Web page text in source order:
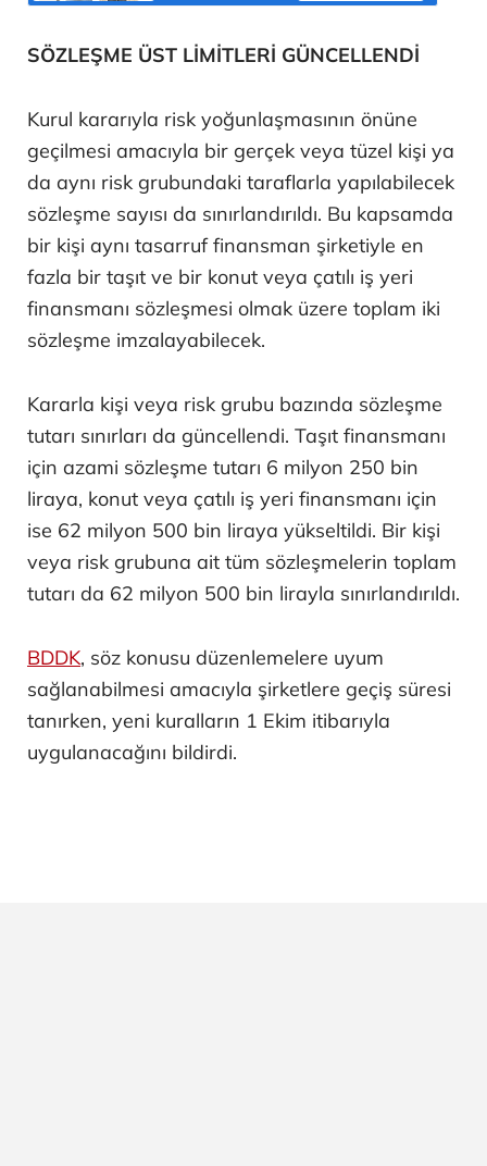
SÖZLEŞME ÜST LİMİTLERİ GÜNCELLENDİ
Kurul kararıyla risk yoğunlaşmasının önüne
geçilmesi amacıyla bir gerçek veya tüzel kişi ya
da aynı risk grubundaki taraflarla yapılabilecek
sözleşme sayısı da sınırlandırıldı. Bu kapsamda
bir kişi aynı tasarruf finansman şirketiyle en
fazla bir taşıt ve bir konut veya çatılı iş yeri
finansmanı sözleşmesi olmak üzere toplam iki
sözleşme imzalayabilecek.
Kararla kişi veya risk grubu bazında sözleşme
tutarı sınırları da güncellendi. Taşıt finansmanı
için azami sözleşme tutarı 6 milyon 250 bin
liraya, konut veya çatılı iş yeri finansmanı için
ise 62 milyon 500 bin liraya yükseltildi. Bir kişi
veya risk grubuna ait tüm sözleşmelerin toplam
tutarı da 62 milyon 500 bin lirayla sınırlandırıldı.
BDDK, söz konusu düzenlemelere uyum
sağlanabilmesi amacıyla şirketlere geçiş süresi
tanırken, yeni kuralların 1 Ekim itibarıyla
uygulanacağını bildirdi.